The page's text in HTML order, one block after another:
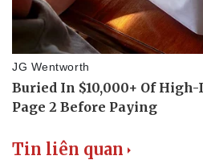
Vụ án
Tin nóng
Tư vấn luật
Tin liên quan